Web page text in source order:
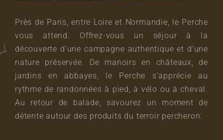
Près de Paris, entre Loire et Normandie, le Perche
vous attend. Offrez-vous un séjour à la
découverte d’une campagne authentique et d’une
nature préservée. De manoirs en châteaux, de
jardins en abbayes, le Perche s’apprécie au
rythme de randonnées à pied, à vélo ou à cheval.
Au retour de balade, savourez un moment de
détente autour des produits du terroir percheron.